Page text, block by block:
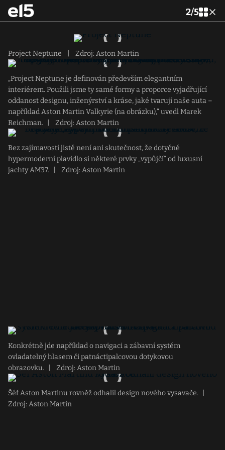
2/5
Project Neptune Zdroj: Aston Martin
„Project Neptune je definován především elegantním
interiérem. Použili jsme ty samé formy a proporce vyjadřující
oddanost designu, inženýrství a kráse, jaké tvarují naše auta –
například Aston Martin Valkyrie (na obrázku),“ uvedl Marek
Reichman.
Zdroj: Aston Martin
Bez zajímavosti jistě není ani skutečnost, že dotyčné
hypermoderní plavidlo si některé prvky „vypůjčí“ od luxusní
jachty AM37.
Zdroj: Aston Martin
Konkrétně jde například o navigaci a zábavní systém
ovladatelný hlasem či patnáctipalcovou dotykovou
obrazovku.
Zdroj: Aston Martin
Šéf Aston Martinu rovněž odhalil design nového vysavače.
Zdroj: Aston Martin